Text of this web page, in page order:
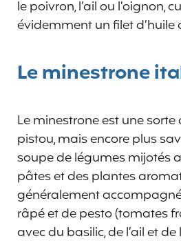
le poivron, l’ail ou l’oignon,
évidemment un filet d’huile
Le minestrone
Le minestrone est une
pistou, mais encore plus
soupe de légumes mijotés
pâtes et des plantes
généralement
râpé et de pesto (tomates
avec du basilic, de l’ail et de